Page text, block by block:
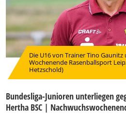
Die U16 von Trainer Tino Gaunitz
Wochenende Rasenballsport
Hetzschold)
Bundesliga-Junioren unterliegen
Hertha BSC |